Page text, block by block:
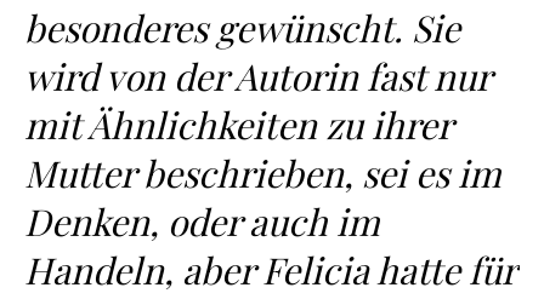
besonderes gewünscht. Sie
wird von der Autorin fast nur
mit Ähnlichkeiten zu ihrer
Mutter beschrieben, sei es im
Denken, oder auch im
Handeln, aber Felicia hatte für